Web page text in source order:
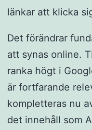
länkar att klicka
Det förändrar
att synas online.
ranka högt i
är fortfarande
kompletteras nu
det innehåll som